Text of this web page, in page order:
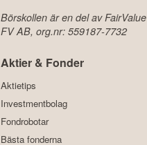
Börskollen är en del av FairValue
FV AB, org.nr: 559187-7732
Aktier & Fonder
Aktietips
Investmentbolag
Fondrobotar
Bästa fonderna